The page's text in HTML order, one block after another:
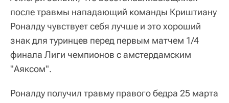
после травмы нападающий команды Криштиану
Роналду чувствует себя лучше и это хороший
знак для туринцев перед первым матчем 1/4
финала Лиги чемпионов с амстердамским
"Аяксом".
Роналду получил травму правого бедра 25 марта